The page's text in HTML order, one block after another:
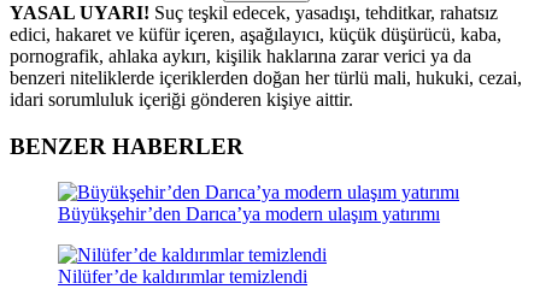
YASAL UYARI! Suç teşkil edecek, yasadışı, tehditkar, rahatsız
edici, hakaret ve küfür içeren, aşağılayıcı, küçük düşürücü, kaba,
pornografik, ahlaka aykırı, kişilik haklarına zarar verici ya da
benzeri niteliklerde içeriklerden doğan her türlü mali, hukuki, cezai,
idari sorumluluk içeriği gönderen kişiye aittir.
BENZER HABERLER
Büyükşehir’den Darıca’ya modern ulaşım yatırımı
Nilüfer’de kaldırımlar temizlendi